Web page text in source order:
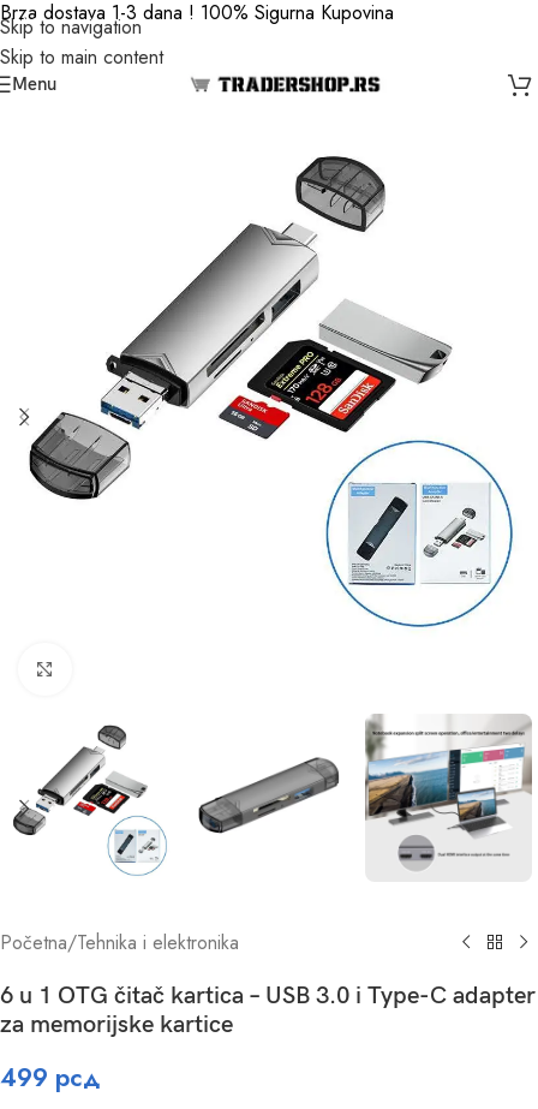
Skip to navigation
Skip to main content
Brza dostava 1-3 dana ! 100% Sigurna Kupovina
Menu
Početna/Tehnika i elektronika
6 u 1 OTG čitač kartica – USB 3.0 i Type-C adapter
za memorijske kartice
499 рсд